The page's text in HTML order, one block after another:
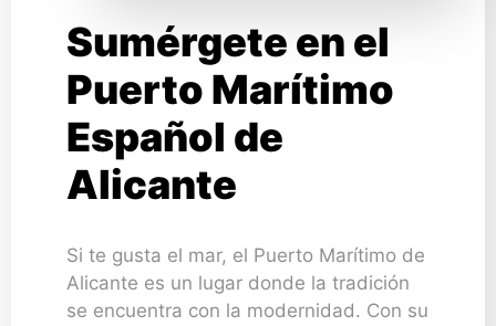
Sumérgete en el
Puerto Marítimo
Español de
Alicante
Si te gusta el mar, el Puerto Marítimo de
Alicante es un lugar donde la tradición
se encuentra con la modernidad. Con su